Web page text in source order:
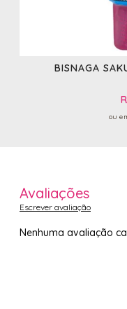
BISNAGA
Avaliações
Escrever avaliação
Nenhuma avaliação